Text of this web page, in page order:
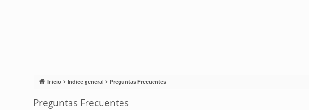
Inicio Índice general Preguntas Frecuentes
Preguntas Frecuentes